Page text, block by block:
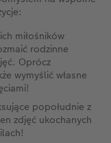
miłośników
rodzinne
Oprócz
wymyślić własne
popołudnie z
zdjęć ukochanych